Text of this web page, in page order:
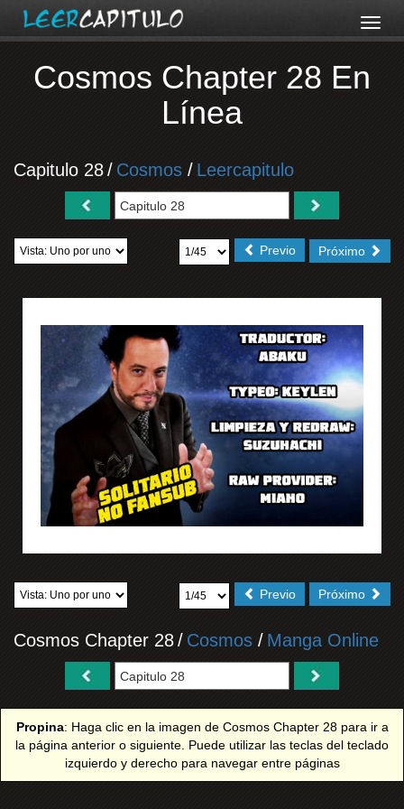
Cosmos Chapter 28 En
Línea
Capitulo 28/ Cosmos / Leercapitulo
Próximo
Previo
Próximo
Previo
Cosmos Chapter 28/ Cosmos / Manga Online
Propina: Haga clic en la imagen de Cosmos Chapter 28 para ir a
la página anterior o siguiente. Puede utilizar las teclas del teclado
izquierdo y derecho para navegar entre páginas